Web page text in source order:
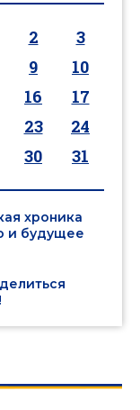
2
3
9
10
16
17
23
24
30 31
хроника
и будущее